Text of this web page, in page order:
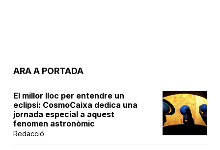
ARA A PORTADA
El millor lloc per entendre un
eclipsi: CosmoCaixa dedica una
jornada especial a aquest
fenomen astronòmic
Redacció